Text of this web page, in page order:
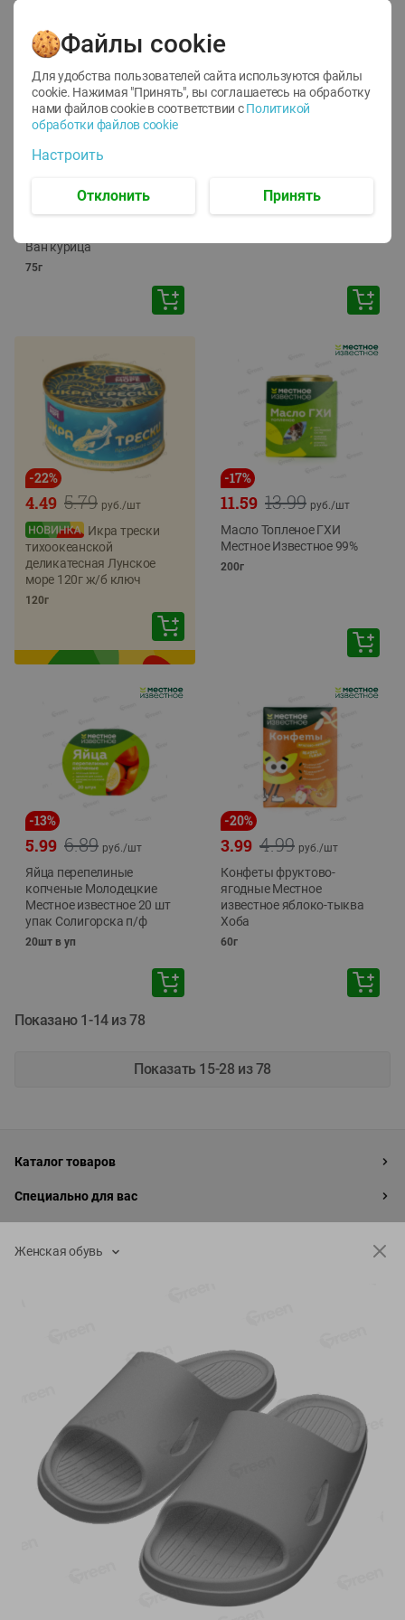
12
1.05 руб./
руб./шт
Корм влаж. для кош. с
Ван курица
75г
ТОФУ Vegetus ТВЕРДЫЙ
-22%
5.79
4.49 руб./шт
Икра трески
тихоокеанской
деликатесная Лунское
море 120г ж/б ключ
120г
-17%
13.99
11.59 руб./шт
Масло Топленое ГХИ
Местное Известное 99%
200г
-13%
6.89
5.99 руб./шт
Яйца перепелиные
копченые Молодецкие
Местное известное 20 шт
упак Солигорска п/ф
20шт в уп
-20%
4.99
3.99 руб./шт
Конфеты фруктово-
ягодные Местное
известное яблоко-тыква
Хоба
60г
Показано 1-14 из 78
Показать 15-28 из 78
Каталог товаров
Специально для вас
доставкой и бонусной картой
AppGallery
+375 44 560-60-61
Время работы Call-центра: Пн.- Пт. с 09.00 до 17.00, СБ, ВС -
shop@green-market.by
Пишите нам свои вопросы, предложения и комментарии
Женская обувь
Файлы cookie
Для удобства пользователей сайта используются файлы
cookie. Нажимая "Принять", вы соглашаетесь на обработку
нами файлов cookie в соответствии с Политикой
обработки файлов cookie
Настроить
Отклонить Принять